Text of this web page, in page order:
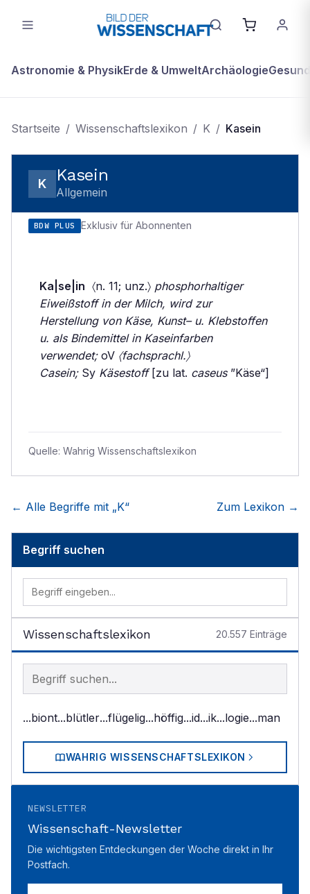
Astronomie & PhysikErde & UmweltArchäologie
Startseite / Wissenschaftslexikon / K / Kasein
K Kasein
Allgemein
BDW PLUS Exklusiv für Abonnenten
Ka|se|in 〈n. 11; unz.〉 phosphorhaltiger
Eiweißstoff in der Milch, wird zur
Herstellung von Käse, Kunst– u. Klebstoffen
u. als Bindemittel in Kaseinfarben
verwendet;oV 〈fachsprachl.〉
Casein;Sy Käsestoff[zu lat. caseus”Käse“]
Quelle: Wahrig Wissenschaftslexikon
← Alle Begriffe mit „K“ Zum Lexikon →
Begriff suchen
Wissenschaftslexikon 20.557 Einträge
Begriff im Lexikon suchen
...biont...blütler...flügelig...höffig...id...ik...logie...man
WAHRIG WISSENSCHAFTSLEXIKON
NEWSLETTER
Wissenschaft-Newsletter
Die wichtigsten Entdeckungen der Woche direkt in Ihr
Postfach.